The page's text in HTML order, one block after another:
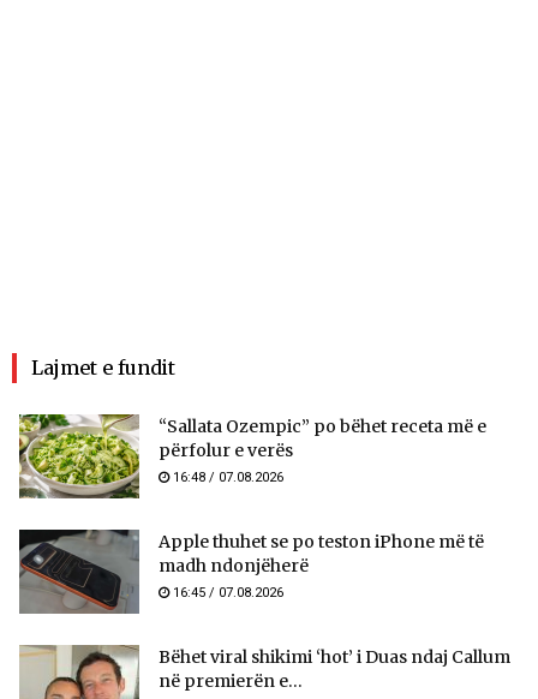
Lajmet e fundit
“Sallata Ozempic” po bëhet receta më e
përfolur e verës
16:48 / 07.08.2026
Apple thuhet se po teston iPhone më të
madh ndonjëherë
16:45 / 07.08.2026
Bëhet viral shikimi ‘hot’ i Duas ndaj Callum
në premierën e...